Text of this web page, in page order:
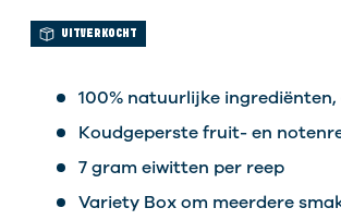
UITVERKOCHT
100% natuurlijke
Koudgeperste fruit- en
7 gram eiwitten per reep
Variety Box om meerdere